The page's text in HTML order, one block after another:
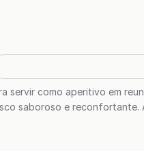
como aperitivo em
saboroso e